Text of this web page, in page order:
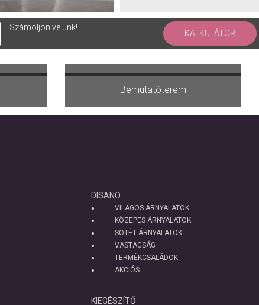
Számoljon velünk!
KALKULÁTOR
Bemutatóterem
DISANO
VILÁGOS ÁRNYALATOK
KÖZEPES ÁRNYALATOK
SÖTÉT ÁRNYALATOK
VASTAGSÁG
TERMÉKCSALÁDOK
AKCIÓS
KIEGÉSZÍTŐ